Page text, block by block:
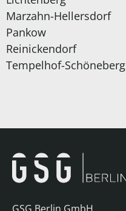
Marzahn-Hellersdorf
Pankow
Reinickendorf
Tempelhof-Schöneberg